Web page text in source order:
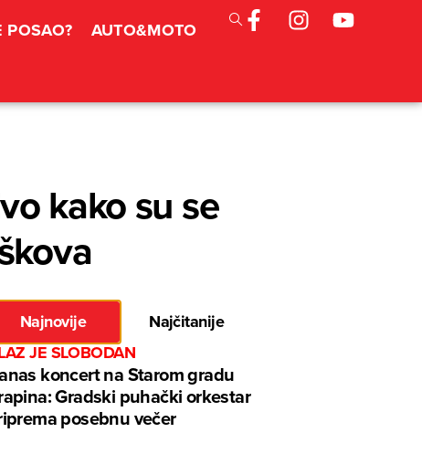
POSAO?
AUTO&MOTO
kako su se
Najnovije
Najčitanije
JE SLOBODAN
koncert na Starom gradu
Gradski puhački orkestar
posebnu večer